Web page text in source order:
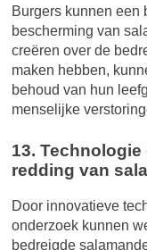
Burgers kunnen een
bescherming van
creëren over de
maken hebben,
behoud van hun
menselijke
13.
redding van
Door innovatieve
onderzoek kunnen
bedreigde